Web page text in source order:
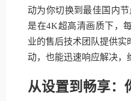
动为你切换到最佳国内
是在4K超高清画质下，
业的售后技术团队提供
动，也能迅速响应解决，
从设置到畅享：